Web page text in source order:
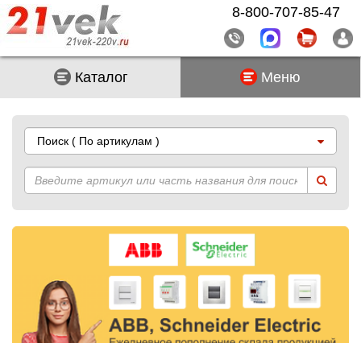
Каталог Меню
Поиск ( По артикулам )
8-800-707-85-47